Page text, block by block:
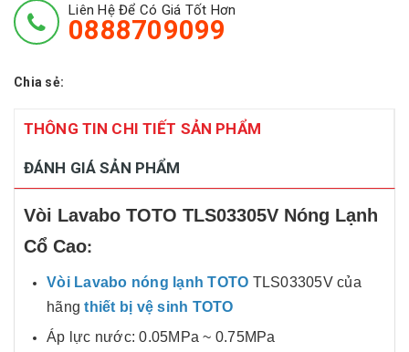
Liên Hệ Để Có Giá Tốt Hơn
0888709099
Chia sẻ:
THÔNG TIN CHI TIẾT SẢN PHẨM
ĐÁNH GIÁ SẢN PHẨM
Vòi Lavabo TOTO TLS03305V Nóng Lạnh
Cổ Cao:
Vòi Lavabo nóng lạnh TOTO TLS03305V của
hãngthiết bị vệ sinh TOTO
Áp lực nước: 0.05MPa ~ 0.75MPa